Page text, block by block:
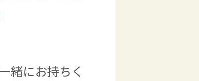
緒にお持ちく